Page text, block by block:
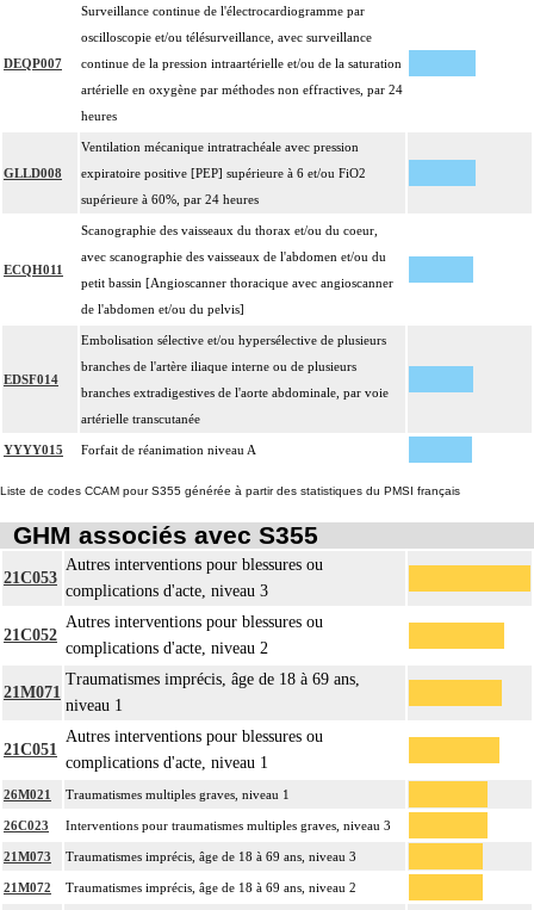
DEQP007
Surveillance continue de l'électrocardiogramme par
oscilloscopie et/ou télésurveillance, avec surveillance
continue de la pression intraartérielle et/ou de la saturation
artérielle en oxygène par méthodes non effractives, par 24
heures
GLLD008
Ventilation mécanique intratrachéale avec pression
expiratoire positive [PEP] supérieure à 6 et/ou FiO2
supérieure à 60%, par 24 heures
ECQH011
Scanographie des vaisseaux du thorax et/ou du coeur,
avec scanographie des vaisseaux de l'abdomen et/ou du
petit bassin [Angioscanner thoracique avec angioscanner
de l'abdomen et/ou du pelvis]
EDSF014
Embolisation sélective et/ou hypersélective de plusieurs
branches de l'artère iliaque interne ou de plusieurs
branches extradigestives de l'aorte abdominale, par voie
artérielle transcutanée
YYYY015 Forfait de réanimation niveau A
Liste de codes CCAM pour S355 générée à partir des statistiques du PMSI français
GHM associés avec S355
21C053
Autres interventions pour blessures ou
complications d'acte, niveau 3
21C052
Autres interventions pour blessures ou
complications d'acte, niveau 2
21M071
Traumatismes imprécis, âge de 18 à 69 ans,
niveau 1
21C051
Autres interventions pour blessures ou
complications d'acte, niveau 1
26M021 Traumatismes multiples graves, niveau 1
26C023 Interventions pour traumatismes multiples graves, niveau 3
21M073 Traumatismes imprécis, âge de 18 à 69 ans, niveau 3
21M072 Traumatismes imprécis, âge de 18 à 69 ans, niveau 2